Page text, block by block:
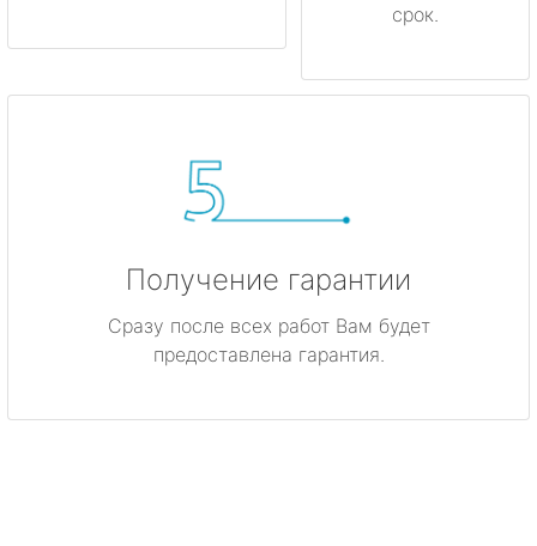
срок.
Получение гарантии
Сразу после всех работ Вам будет
предоставлена гарантия.